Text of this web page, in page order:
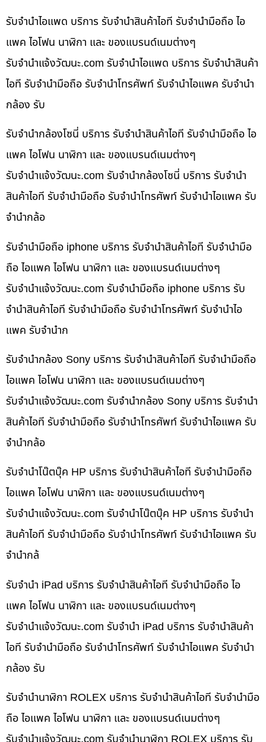
รับจำนำไอแพด บริการ รับจำนำสินค้าไอที รับจำนำมือถือ ไอ
แพค ไอโฟน นาฬิกา และ ของแบรนด์เนมต่างๆ
รับจํานําแจ้งวัฒนะ.com รับจำนำไอแพด บริการ รับจำนำสินค้า
ไอที รับจำนำมือถือ รับจำนำโทรศัพท์ รับจำนำไอแพค รับจำนำ
กล้อง รับ
รับจำนำกล้องโซนี่ บริการ รับจำนำสินค้าไอที รับจำนำมือถือ ไอ
แพค ไอโฟน นาฬิกา และ ของแบรนด์เนมต่างๆ
รับจํานําแจ้งวัฒนะ.com รับจำนำกล้องโซนี่ บริการ รับจำนำ
สินค้าไอที รับจำนำมือถือ รับจำนำโทรศัพท์ รับจำนำไอแพค รับ
จำนำกล้อ
รับจำนำมือถือ iphone บริการ รับจำนำสินค้าไอที รับจำนำมือ
ถือ ไอแพค ไอโฟน นาฬิกา และ ของแบรนด์เนมต่างๆ
รับจํานําแจ้งวัฒนะ.com รับจำนำมือถือ iphone บริการ รับ
จำนำสินค้าไอที รับจำนำมือถือ รับจำนำโทรศัพท์ รับจำนำไอ
แพค รับจำนำก
รับจำนำกล้อง Sony บริการ รับจำนำสินค้าไอที รับจำนำมือถือ
ไอแพค ไอโฟน นาฬิกา และ ของแบรนด์เนมต่างๆ
รับจํานําแจ้งวัฒนะ.com รับจำนำกล้อง Sony บริการ รับจำนำ
สินค้าไอที รับจำนำมือถือ รับจำนำโทรศัพท์ รับจำนำไอแพค รับ
จำนำกล้อ
รับจำนำโน๊ตบุ๊ค HP บริการ รับจำนำสินค้าไอที รับจำนำมือถือ
ไอแพค ไอโฟน นาฬิกา และ ของแบรนด์เนมต่างๆ
รับจํานําแจ้งวัฒนะ.com รับจำนำโน๊ตบุ๊ค HP บริการ รับจำนำ
สินค้าไอที รับจำนำมือถือ รับจำนำโทรศัพท์ รับจำนำไอแพค รับ
จำนำกล้
รับจำนำ iPad บริการ รับจำนำสินค้าไอที รับจำนำมือถือ ไอ
แพค ไอโฟน นาฬิกา และ ของแบรนด์เนมต่างๆ
รับจํานําแจ้งวัฒนะ.com รับจำนำ iPad บริการ รับจำนำสินค้า
ไอที รับจำนำมือถือ รับจำนำโทรศัพท์ รับจำนำไอแพค รับจำนำ
กล้อง รับ
รับจำนำนาฬิกา ROLEX บริการ รับจำนำสินค้าไอที รับจำนำมือ
ถือ ไอแพค ไอโฟน นาฬิกา และ ของแบรนด์เนมต่างๆ